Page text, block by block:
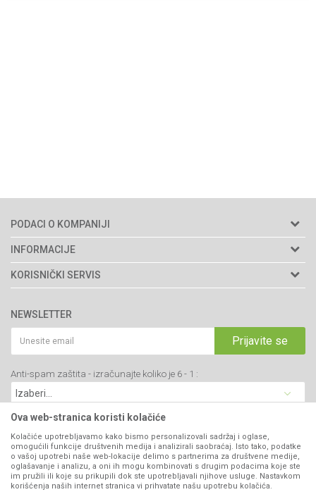
PODACI O KOMPANIJI
Agromarket doo
Adresa: Kraljevačkog bataljona 235/2
34000 Kragujevac, Srbija
webshop@agromarket.rs
PIB: 102135221
Matični broj: 07593252
INFORMACIJE
O nama
Prodavnice
Brendovi
Katalozi
Blog
Najčešća pitanja
KORISNIČKI SERVIS
Politika privatnosti
Kako kupiti
Isporuka
Click & Collect
Načini plaćanja
Plaćanje karticama
Web kredit Raiffeisen banke
Pravo na odustajanje
Reklamacije
NEWSLETTER
Prijavite se
Anti-spam zaštita - izračunajte koliko je 6 - 1 :
VIBER I SMS NEWSLETTER
Prijavite se
Ova web-stranica koristi kolačiće
Kolačiće upotrebljavamo kako bismo personalizovali sadržaj i oglase,
omogućili funkcije društvenih medija i analizirali saobraćaj. Isto tako, podatke
o vašoj upotrebi naše web-lokacije delimo s partnerima za društvene medije,
oglašavanje i analizu, a oni ih mogu kombinovati s drugim podacima koje ste
im pružili ili koje su prikupili dok ste upotrebljavali njihove usluge. Nastavkom
korišćenja naših internet stranica vi prihvatate našu upotrebu kolačića.